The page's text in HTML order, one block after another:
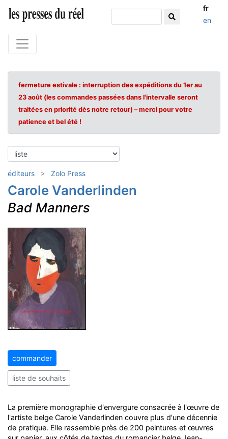
fr
en
fermeture estivale : interruption des expéditions du 1er au
23 août (les commandes passées dans l'intervalle seront
traitées en priorité dès notre retour) – merci pour votre
patience et bel été !
éditeurs Zolo Press
Carole Vanderlinden
Bad Manners
commander
liste de souhaits
La première monographie d'envergure consacrée à l'œuvre de
l'artiste belge Carole Vanderlinden couvre plus d'une décennie
de pratique. Elle rassemble près de 200 peintures et œuvres